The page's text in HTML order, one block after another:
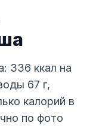
336 ккал на
67 г,
калорий в
по фото